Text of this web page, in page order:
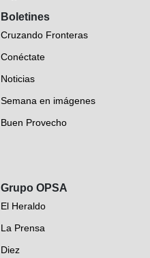
Boletines
Cruzando Fronteras
Conéctate
Noticias
Semana en imágenes
Buen Provecho
Grupo OPSA
El Heraldo
La Prensa
Diez